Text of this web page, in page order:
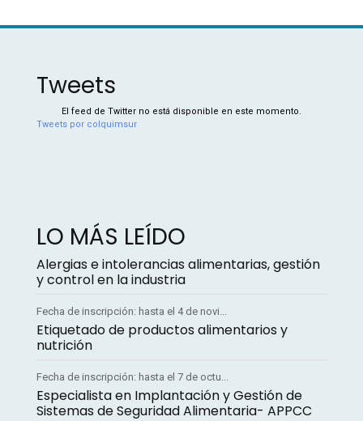
Tweets
El feed de Twitter no está disponible en este momento.
Tweets por colquimsur
LO MÁS LEÍDO
Alergias e intolerancias alimentarias, gestión
y control en la industria
Fecha de inscripción: hasta el 4 de novi...
Etiquetado de productos alimentarios y
nutrición
Fecha de inscripción: hasta el 7 de octu...
Especialista en Implantación y Gestión de
Sistemas de Seguridad Alimentaria- APPCC